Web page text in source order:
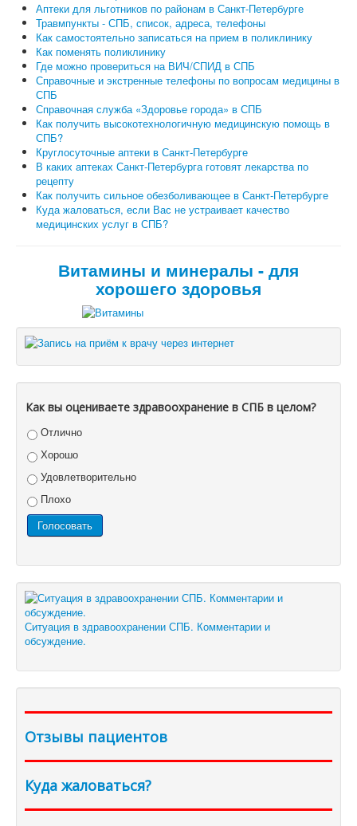
Аптеки для льготников по районам в Санкт-Петербурге
Травмпункты - СПБ, список, адреса, телефоны
Как самостоятельно записаться на прием в поликлинику
Как поменять поликлинику
Где можно провериться на ВИЧ/СПИД в СПБ
Справочные и экстренные телефоны по вопросам медицины в
СПБ
Справочная служба «Здоровье города» в СПБ
Как получить высокотехнологичную медицинскую помощь в
СПБ?
Круглосуточные аптеки в Санкт-Петербурге
В каких аптеках Санкт-Петербурга готовят лекарства по
рецепту
Как получить сильное обезболивающее в Санкт-Петербурге
Куда жаловаться, если Вас не устраивает качество
медицинских услуг в СПБ?
Витамины и минералы - для
хорошего здоровья
Как вы оцениваете здравоохранение в СПБ в целом?
Отлично
Хорошо
Удовлетворительно
Плохо
Ситуация в здравоохранении СПБ. Комментарии и
обсуждение.
Отзывы пациентов
Куда жаловаться?